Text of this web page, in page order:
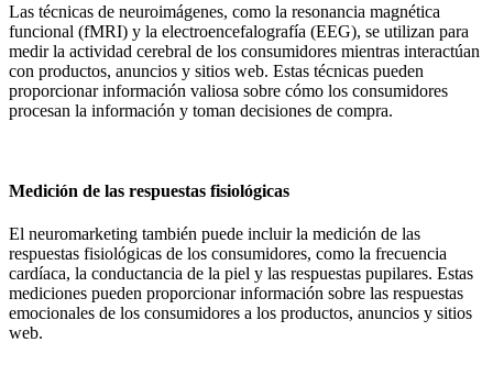
Las técnicas de neuroimágenes, como la resonancia magnética
funcional (fMRI) y la electroencefalografía (EEG), se utilizan para
medir la actividad cerebral de los consumidores mientras interactúan
con productos, anuncios y sitios web. Estas técnicas pueden
proporcionar información valiosa sobre cómo los consumidores
procesan la información y toman decisiones de compra.
Medición de las respuestas fisiológicas
El neuromarketing también puede incluir la medición de las
respuestas fisiológicas de los consumidores, como la frecuencia
cardíaca, la conductancia de la piel y las respuestas pupilares. Estas
mediciones pueden proporcionar información sobre las respuestas
emocionales de los consumidores a los productos, anuncios y sitios
web.